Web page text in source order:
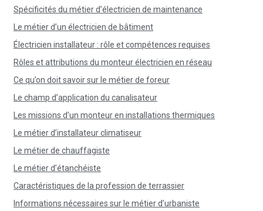
Spécificités du métier d’électricien de maintenance
Le métier d’un électricien de bâtiment
Électricien installateur : rôle et compétences requises
Rôles et attributions du monteur électricien en réseau
Ce qu’on doit savoir sur le métier de foreur
Le champ d’application du canalisateur
Les missions d’un monteur en installations thermiques
Le métier d’installateur climatiseur
Le métier de chauffagiste
Le métier d’étanchéiste
Caractéristiques de la profession de terrassier
Informations nécessaires sur le métier d’urbaniste